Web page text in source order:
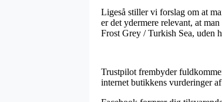
Ligeså stiller vi forslag om at
er det ydermere relevant, at
Frost Grey / Turkish Sea, uden
Trustpilot frembyder
internet butikkens vurderinger